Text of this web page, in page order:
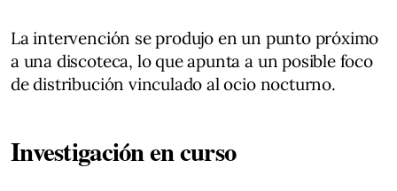
La intervención se produjo en un punto próximo
a una discoteca, lo que apunta a un posible foco
de distribución vinculado al ocio nocturno.
Investigación en curso